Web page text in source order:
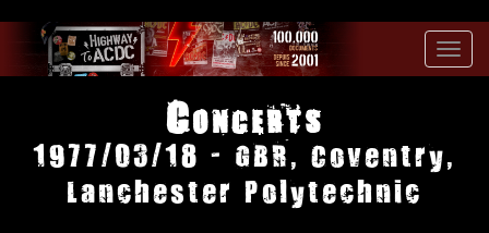
Concerts
1977/03/18 - GBR, Coventry,
Lanchester Polytechnic